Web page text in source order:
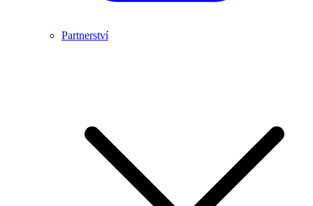
Partnerství